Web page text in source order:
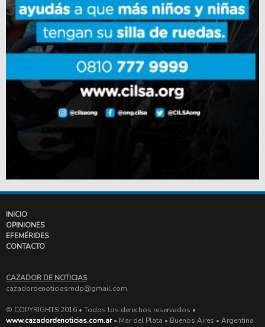
INICIO
OPINIONES
EFEMÉRIDES
CONTACTO
CAZADOR DE NOTICIAS
cazadordenoticiasmdp@gmail.com
© COPYRIGHTS 2016 • Todos los derechos reservados •
www.cazadordenoticias.com.ar• Mar del Plata • Buenos Aires • Argentina